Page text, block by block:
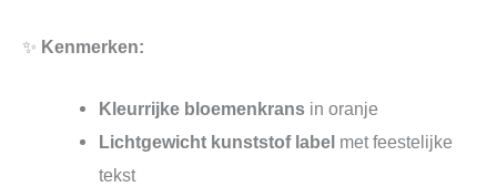
✨ Kenmerken:
Kleurrijke bloemenkrans in oranje
Lichtgewicht kunststof label met feestelijke
tekst